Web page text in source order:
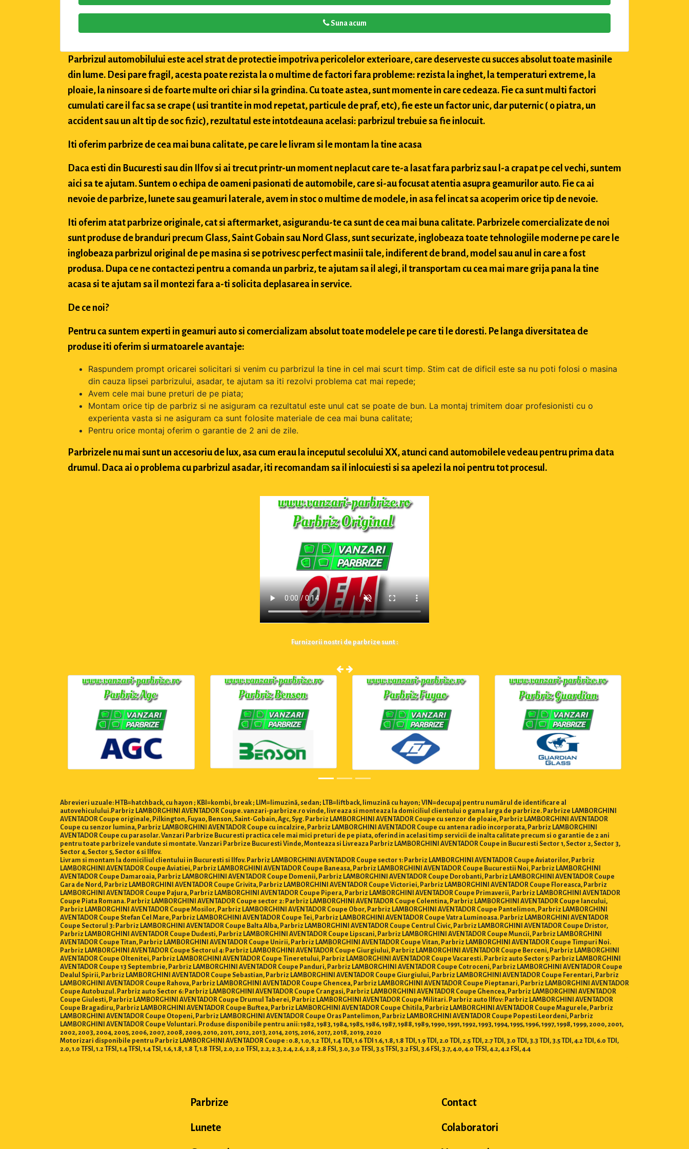
Suna acum
Parbrizul automobilului este acel strat de protectie impotriva pericolelor exterioare, care deserveste cu succes absolut toate masinile
din lume. Desi pare fragil, acesta poate rezista la o multime de factori fara probleme: rezista la inghet, la temperaturi extreme, la
ploaie, la ninsoare si de foarte multe ori chiar si la grindina. Cu toate astea, sunt momente in care cedeaza. Fie ca sunt multi factori
cumulati care il fac sa se crape ( usi trantite in mod repetat, particule de praf, etc), fie este un factor unic, dar puternic ( o piatra, un
accident sau un alt tip de soc fizic), rezultatul este intotdeauna acelasi: parbrizul trebuie sa fie inlocuit.
Iti oferim parbrize de cea mai buna calitate, pe care le livram si le montam la tine acasa
Daca esti din Bucuresti sau din Ilfov si ai trecut printr-un moment neplacut care te-a lasat fara parbriz sau l-a crapat pe cel vechi, suntem
aici sa te ajutam. Suntem o echipa de oameni pasionati de automobile, care si-au focusat atentia asupra geamurilor auto. Fie ca ai
nevoie de parbrize, lunete sau geamuri laterale, avem in stoc o multime de modele, in asa fel incat sa acoperim orice tip de nevoie.
Iti oferim atat parbrize originale, cat si aftermarket, asigurandu-te ca sunt de cea mai buna calitate. Parbrizele comercializate de noi
sunt produse de branduri precum Glass, Saint Gobain sau Nord Glass, sunt securizate, inglobeaza toate tehnologiile moderne pe care le
inglobeaza parbrizul original de pe masina si se potrivesc perfect masinii tale, indiferent de brand, model sau anul in care a fost
produsa. Dupa ce ne contactezi pentru a comanda un parbriz, te ajutam sa il alegi, il transportam cu cea mai mare grija pana la tine
acasa si te ajutam sa il montezi fara a-ti solicita deplasarea in service.
De ce noi?
Pentru ca suntem experti in geamuri auto si comercializam absolut toate modelele pe care ti le doresti. Pe langa diversitatea de
produse iti oferim si urmatoarele avantaje:
Raspundem prompt oricarei solicitari si venim cu parbrizul la tine in cel mai scurt timp. Stim cat de dificil este sa nu poti folosi o masina
din cauza lipsei parbrizului, asadar, te ajutam sa iti rezolvi problema cat mai repede;
Avem cele mai bune preturi de pe piata;
Montam orice tip de parbriz si ne asiguram ca rezultatul este unul cat se poate de bun. La montaj trimitem doar profesionisti cu o
experienta vasta si ne asiguram ca sunt folosite materiale de cea mai buna calitate;
Pentru orice montaj oferim o garantie de 2 ani de zile.
Parbrizele nu mai sunt un accesoriu de lux, asa cum erau la inceputul secolului XX, atunci cand automobilele vedeau pentru prima data
drumul. Daca ai o problema cu parbrizul asadar, iti recomandam sa il inlocuiesti si sa apelezi la noi pentru tot procesul.
Furnizorii nostri de parbrize sunt :
Abrevieri uzuale: HTB=hatchback, cu hayon ; KBI=kombi, break ; LIM=limuzină, sedan; LTB=liftback, limuzină cu hayon; VIN=decupaj pentru numărul de identificare al
autovehiculului.Parbriz LAMBORGHINI AVENTADOR Coupe. vanzari-parbrize.ro vinde, livreaza si monteaza la domiciliul clientului o gama larga de parbrize. Parbrize LAMBORGHINI
AVENTADOR Coupe originale, Pilkington, Fuyao, Benson, Saint-Gobain, Agc, Syg. Parbriz LAMBORGHINI AVENTADOR Coupe cu senzor de ploaie, Parbriz LAMBORGHINI AVENTADOR
Coupe cu senzor lumina, Parbriz LAMBORGHINI AVENTADOR Coupe cu incalzire, Parbriz LAMBORGHINI AVENTADOR Coupe cu antena radio incorporata, Parbriz LAMBORGHINI
AVENTADOR Coupe cu parasolar. Vanzari Parbrize Bucuresti practica cele mai mici preturi de pe piata, oferind in acelasi timp servicii de inalta calitate precum si o garantie de 2 ani
pentru toate parbrizele vandute si montate. Vanzari Parbrize Bucuresti Vinde, Monteaza si Livreaza Parbriz LAMBORGHINI AVENTADOR Coupe in Bucuresti Sector 1, Sector 2, Sector 3,
Sector 4, Sector 5, Sector 6 si Ilfov.
Livram si montam la domiciliul clientului in Bucuresti si Ilfov. Parbriz LAMBORGHINI AVENTADOR Coupe sector 1: Parbriz LAMBORGHINI AVENTADOR Coupe Aviatorilor, Parbriz
LAMBORGHINI AVENTADOR Coupe Aviatiei, Parbriz LAMBORGHINI AVENTADOR Coupe Baneasa, Parbriz LAMBORGHINI AVENTADOR Coupe Bucurestii Noi, Parbriz LAMBORGHINI
AVENTADOR Coupe Damaroaia, Parbriz LAMBORGHINI AVENTADOR Coupe Domenii, Parbriz LAMBORGHINI AVENTADOR Coupe Dorobanti, Parbriz LAMBORGHINI AVENTADOR Coupe
Gara de Nord, Parbriz LAMBORGHINI AVENTADOR Coupe Grivita, Parbriz LAMBORGHINI AVENTADOR Coupe Victoriei, Parbriz LAMBORGHINI AVENTADOR Coupe Floreasca, Parbriz
LAMBORGHINI AVENTADOR Coupe Pajura, Parbriz LAMBORGHINI AVENTADOR Coupe Pipera, Parbriz LAMBORGHINI AVENTADOR Coupe Primaverii, Parbriz LAMBORGHINI AVENTADOR
Coupe Piata Romana. Parbriz LAMBORGHINI AVENTADOR Coupe sector 2: Parbriz LAMBORGHINI AVENTADOR Coupe Colentina, Parbriz LAMBORGHINI AVENTADOR Coupe Iancului,
Parbriz LAMBORGHINI AVENTADOR Coupe Mosilor, Parbriz LAMBORGHINI AVENTADOR Coupe Obor, Parbriz LAMBORGHINI AVENTADOR Coupe Pantelimon, Parbriz LAMBORGHINI
AVENTADOR Coupe Stefan Cel Mare, Parbriz LAMBORGHINI AVENTADOR Coupe Tei, Parbriz LAMBORGHINI AVENTADOR Coupe Vatra Luminoasa. Parbriz LAMBORGHINI AVENTADOR
Coupe Sectorul 3: Parbriz LAMBORGHINI AVENTADOR Coupe Balta Alba, Parbriz LAMBORGHINI AVENTADOR Coupe Centrul Civic, Parbriz LAMBORGHINI AVENTADOR Coupe Dristor,
Parbriz LAMBORGHINI AVENTADOR Coupe Dudesti, Parbriz LAMBORGHINI AVENTADOR Coupe Lipscani, Parbriz LAMBORGHINI AVENTADOR Coupe Muncii, Parbriz LAMBORGHINI
AVENTADOR Coupe Titan, Parbriz LAMBORGHINI AVENTADOR Coupe Unirii, Parbriz LAMBORGHINI AVENTADOR Coupe Vitan, Parbriz LAMBORGHINI AVENTADOR Coupe Timpuri Noi.
Parbriz LAMBORGHINI AVENTADOR Coupe Sectorul 4: Parbriz LAMBORGHINI AVENTADOR Coupe Giurgiului, Parbriz LAMBORGHINI AVENTADOR Coupe Berceni, Parbriz LAMBORGHINI
AVENTADOR Coupe Oltenitei, Parbriz LAMBORGHINI AVENTADOR Coupe Tineretului, Parbriz LAMBORGHINI AVENTADOR Coupe Vacaresti. Parbriz auto Sector 5: Parbriz LAMBORGHINI
AVENTADOR Coupe 13 Septembrie, Parbriz LAMBORGHINI AVENTADOR Coupe Panduri, Parbriz LAMBORGHINI AVENTADOR Coupe Cotroceni, Parbriz LAMBORGHINI AVENTADOR Coupe
Dealul Spirii, Parbriz LAMBORGHINI AVENTADOR Coupe Sebastian, Parbriz LAMBORGHINI AVENTADOR Coupe Giurgiului, Parbriz LAMBORGHINI AVENTADOR Coupe Ferentari, Parbriz
LAMBORGHINI AVENTADOR Coupe Rahova, Parbriz LAMBORGHINI AVENTADOR Coupe Ghencea, Parbriz LAMBORGHINI AVENTADOR Coupe Pieptanari, Parbriz LAMBORGHINI AVENTADOR
Coupe Autobuzul. Parbriz auto Sector 6: Parbriz LAMBORGHINI AVENTADOR Coupe Crangasi, Parbriz LAMBORGHINI AVENTADOR Coupe Ghencea, Parbriz LAMBORGHINI AVENTADOR
Coupe Giulesti, Parbriz LAMBORGHINI AVENTADOR Coupe Drumul Taberei, Parbriz LAMBORGHINI AVENTADOR Coupe Militari. Parbriz auto Ilfov: Parbriz LAMBORGHINI AVENTADOR
Coupe Bragadiru, Parbriz LAMBORGHINI AVENTADOR Coupe Buftea, Parbriz LAMBORGHINI AVENTADOR Coupe Chitila, Parbriz LAMBORGHINI AVENTADOR Coupe Magurele, Parbriz
LAMBORGHINI AVENTADOR Coupe Otopeni, Parbriz LAMBORGHINI AVENTADOR Coupe Oras Pantelimon, Parbriz LAMBORGHINI AVENTADOR Coupe Popesti Leordeni, Parbriz
LAMBORGHINI AVENTADOR Coupe Voluntari. Produse disponibile pentru anii: 1982, 1983, 1984, 1985, 1986, 1987, 1988, 1989, 1990, 1991, 1992, 1993, 1994, 1995, 1996, 1997, 1998, 1999, 2000, 2001,
2002, 2003, 2004, 2005, 2006, 2007, 2008, 2009, 2010, 2011, 2012, 2013, 2014, 2015, 2016, 2017, 2018, 2019, 2020
Motorizari disponibile pentru Parbriz LAMBORGHINI AVENTADOR Coupe : 0.8, 1.0, 1.2 TDI, 1.4 TDI, 1.6 TDI 1.6, 1.8, 1.8 TDI, 1.9 TDI, 2.0 TDI, 2.5 TDI, 2.7 TDI, 3.0 TDI, 3.3 TDI, 3.5 TDI, 4.2 TDI, 6.0 TDI,
2.0, 1.0 TFSI, 1.2 TFSI, 1.4 TFSI, 1.4 TSI, 1.6, 1.8, 1.8 T, 1.8 TFSI, 2.0, 2.0 TFSI, 2.2, 2.3, 2.4, 2.6, 2.8, 2.8 FSI, 3.0, 3.0 TFSI, 3.5 TFSI, 3.2 FSI, 3.6 FSI, 3.7, 4.0, 4.0 TFSI, 4.2, 4.2 FSI, 4.4
Parbrize
Lunete
Contact
Colaboratori